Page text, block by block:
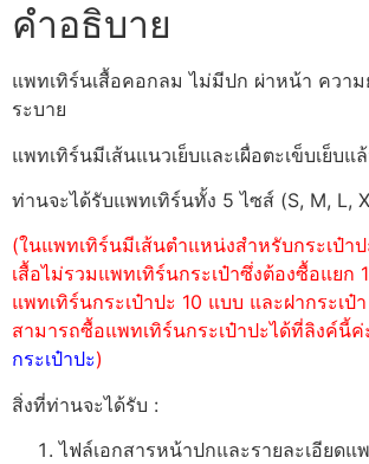
คำอธิบาย
แพทเทิร์นเสื้อคอกลม ไม่มีปก ผ่าหน้า ความ
ระบาย
แพทเทิร์นมีเส้นแนวเย็บและเผื่อตะเข็บเย็บแ
ท่านจะได้รับแพทเทิร์นทั้ง 5 ไซส์ (S, M, L,
(ในแพทเทิร์นมีเส้นตำแหน่งสำหรับกระเป๋า
เสื้อไม่รวมแพทเทิร์นกระเป๋าซึ่งต้องซื้อแยก
แพทเทิร์นกระเป๋าปะ 10 แบบ และฝากระเ
สามารถซื้อแพทเทิร์นกระเป๋าปะได้ที่ลิงค์นี้ค่
กระเป๋าปะ)
สิ่งที่ท่านจะได้รับ :
ไฟล์เอกสารหน้าปกและรายละเอียด